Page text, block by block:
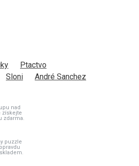
Ptactvo
Sloni André Sanchez
nad
získejte
zdarma.
puzzle